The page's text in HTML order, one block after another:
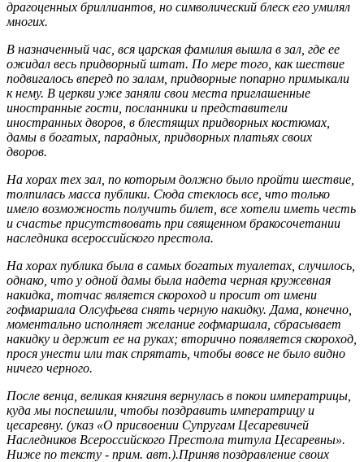
драгоценных бриллиантов, но символический блеск его умилял
многих.
В назначенный час, вся царская фамилия вышла в зал, где ее
ожидал весь придворный штат. По мере того, как шествие
подвигалось вперед по залам, придворные попарно примыкали
к нему. В церкви уже заняли свои места приглашенные
иностранные гости, посланники и представители
иностранных дворов, в блестящих придворных костюмах,
дамы в богатых, парадных, придворных платьях своих
дворов.
На хорах тех зал, по которым должно было пройти шествие,
толпилась масса публики. Сюда стеклось все, что только
имело возможность получить билет, все хотели иметь честь
и счастье присутствовать при священном бракосочетании
наследника всероссийского престола.
На хорах публика была в самых богатых туалетах, случилось,
однако, что у одной дамы была надета черная кружевная
накидка, тотчас является скороход и просит от имени
гофмаршала Олсуфьева снять черную накидку. Дама, конечно,
моментально исполняет желание гофмаршала, сбрасывает
накидку и держит ее на руках; вторично появляется скороход,
прося унести или так спрятать, чтобы вовсе не было видно
ничего черного.
После венца, великая княгиня вернулась в покои императрицы,
куда мы поспешили, чтобы поздравить императрицу и
цесаревну. (указ «О присвоении Супругам Цесаревичей
Наследников Всероссийского Престола титула Цесаревны».
Ниже по тексту - прим. авт.).Приняв поздравление своих